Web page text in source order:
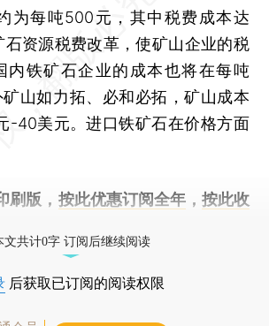
为每吨500元，其中税费成本达
石资源税费改革，使矿山企业的税
内铁矿石企业的成本也将在每吨
山如力拓、必和必拓，矿山成本
-40美元。进口铁矿石在价格方面
刷版， 按此优惠订阅全年， 按此收
文共计0字 订阅后继续阅读
后获取已订阅的阅读权限